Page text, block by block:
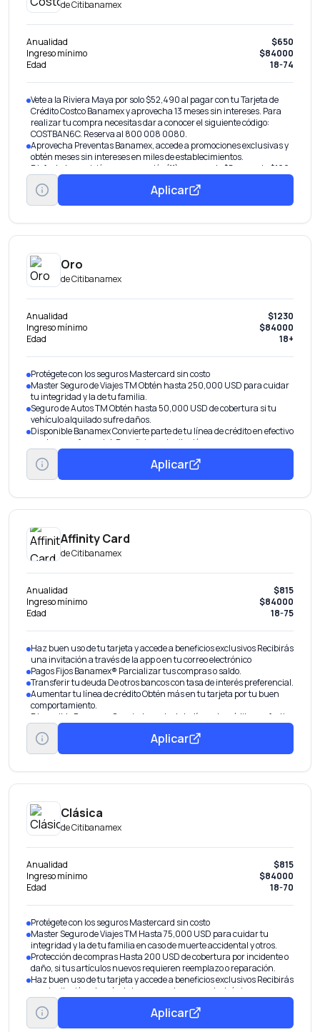
deCitibanamex
Anualidad
$650
Ingreso mínimo
$84000
Edad
18-74
Vete a la Riviera Maya por solo $52,490 al pagar con tu Tarjeta de
Crédito Costco Banamex y aprovecha 13 meses sin intereses. Para
realizar tu compra necesitas dar a conocer el siguiente código:
COSTBAN6C. Reserva al 800 008 0080.
Aprovecha Preventas Banamex, accede a promociones exclusivas y
obtén meses sin intereses en miles de establecimientos.
Disfruta la comisión por promoción(11) y paga solo $5 por cada $100
que retires o transfieras.
Aplicar
Oro
deCitibanamex
Anualidad
$1230
Ingreso mínimo
$84000
Edad
18+
Protégete con los seguros Mastercard sin costo
Master Seguro de Viajes TM Obtén hasta 250,000 USD para cuidar
tu integridad y la de tu familia.
Seguro de Autos TM Obtén hasta 50,000 USD de cobertura si tu
vehículo alquilado sufre daños.
Disponible Banamex Convierte parte de tu línea de crédito en efectivo
con tasa preferencial. Beneficio por invitación.
Pagos Fijos Banamex® Parcializa tus compras o saldo.
Transfiere tu deuda De otros bancos con tasa de interés
preferencial.
historial.
Aplicar
Affinity Card
deCitibanamex
Anualidad
$815
Ingreso mínimo
$84000
Edad
18-75
Haz buen uso de tu tarjeta y accede a beneficios exclusivos Recibirás
una invitación a través de la app o en tu correo electrónico
Pagos Fijos Banamex® Parcializar tus compras o saldo.
Transferir tu deuda De otros bancos con tasa de interés preferencial.
Aumentar tu línea de crédito Obtén más en tu tarjeta por tu buen
comportamiento.
Disponible Banamex Convierte parte de tu línea de crédito en efectivo
con tasa preferencial. Beneficio por invitación.
Aplicar
Clásica
deCitibanamex
Anualidad
$815
Ingreso mínimo
$84000
Edad
18-70
Protégete con los seguros Mastercard sin costo
Master Seguro de Viajes TM Hasta 75,000 USD para cuidar tu
integridad y la de tu familia en caso de muerte accidental y otros.
Protección de compras Hasta 200 USD de cobertura por incidente o
daño, si tus artículos nuevos requieren reemplazo o reparación.
Haz buen uso de tu tarjeta y accede a beneficios exclusivos Recibirás
una invitación a través de la app o en tu correo electrónico
Disponible Banamex Convierte parte de tu línea de crédito en efectivo
con tasa preferencial. Beneficio por invitación.
Pagos Fijos Banamex® Parcializa tus compras o saldo.
Aplicar